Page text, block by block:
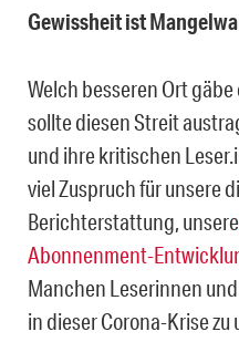
Gewissheit ist
Welch besseren Ort gäbe
sollte diesen Streit
und ihre kritischen
viel Zuspruch für unsere
Berichterstattung, unsere
Abonnenment-
Manchen Leserinnen
in dieser Corona-Krise